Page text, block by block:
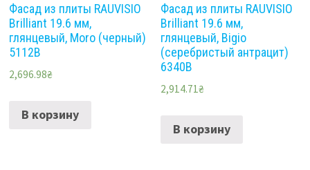
Фасад из плиты RAUVISIO
Brilliant 19.6 мм,
глянцевый, Moro (черный)
5112B
2,696.98₴
В корзину
Фасад из плиты RAUVISIO
Brilliant 19.6 мм,
глянцевый, Bigio
(серебристый антрацит)
6340B
2,914.71₴
В корзину